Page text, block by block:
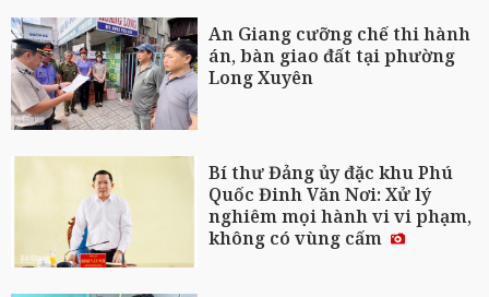
An Giang cưỡng chế thi hành
án, bàn giao đất tại phường
Long Xuyên
Bí thư Đảng ủy đặc khu Phú
Quốc Đinh Văn Nơi: Xử lý
nghiêm mọi hành vi vi phạm,
không có vùng cấm